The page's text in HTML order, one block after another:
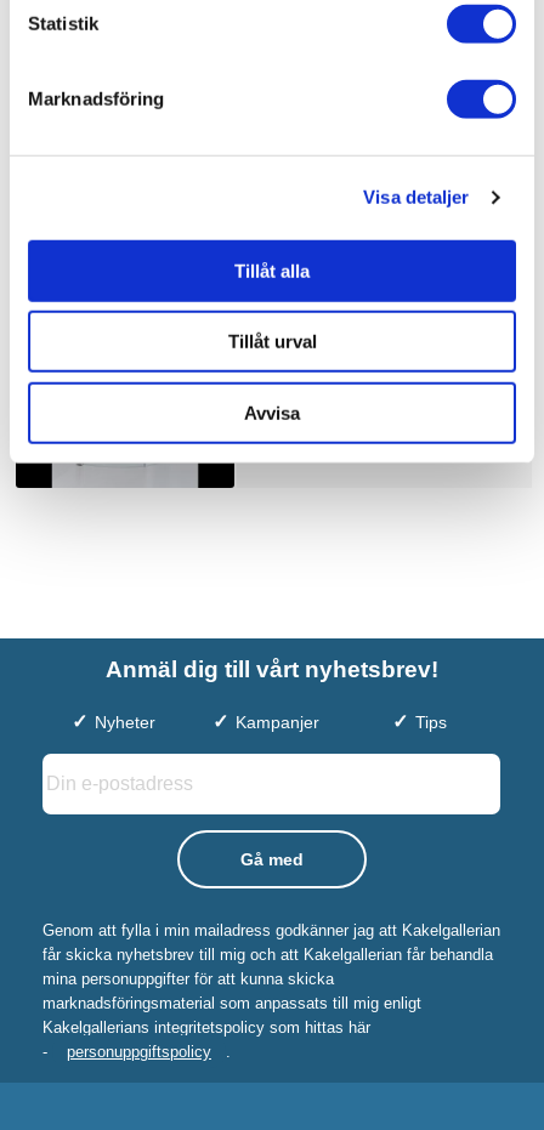
Statistik
Marknadsföring
Visa detaljer
Tillåt alla
Tillåt urval
Avvisa
Duschbyggarna Duschhörna
Corny de Luxe
10.910 kr
JUST NU!
Anmäl dig till vårt nyhetsbrev!
Nyheter Kampanjer Tips
Genom att fylla i min mailadress godkänner jag att Kakelgallerian
får skicka nyhetsbrev till mig och att Kakelgallerian får behandla
mina personuppgifter för att kunna skicka
marknadsföringsmaterial som anpassats till mig enligt
Kakelgallerians integritetspolicy som hittas här
-
personuppgiftspolicy .